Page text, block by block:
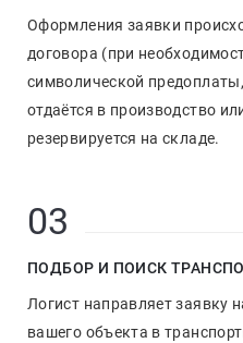
Оформления заявки
договора (при
символической
отдаётся в производство
резервируется на складе.
03
ПОДБОР И ПОИСК
Логист направляет заявку
вашего объекта в